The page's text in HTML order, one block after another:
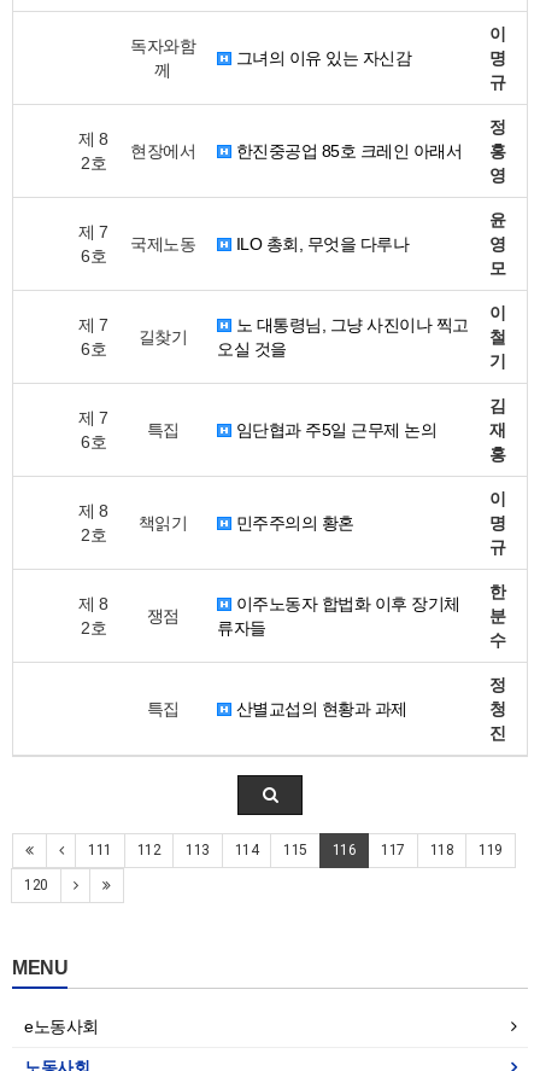
독자와함
께
그녀의 이유 있는 자신감
이
명
규
제 8
2호
현장에서 한진중공업 85호 크레인 아래서
정
홍
영
제 7
6호
국제노동 ILO 총회, 무엇을 다루나
윤
영
모
제 7
6호
길찾기
노 대통령님, 그냥 사진이나 찍고
오실 것을
이
철
기
제 7
6호
특집 임단협과 주5일 근무제 논의
김
재
홍
제 8
2호
책읽기 민주주의의 황혼
이
명
규
제 8
2호
쟁점
이주노동자 합법화 이후 장기체
류자들
한
분
수
특집 산별교섭의 현황과 과제
정
청
진
111 112 113 114 115 116 117 118 119
120
MENU
e노동사회